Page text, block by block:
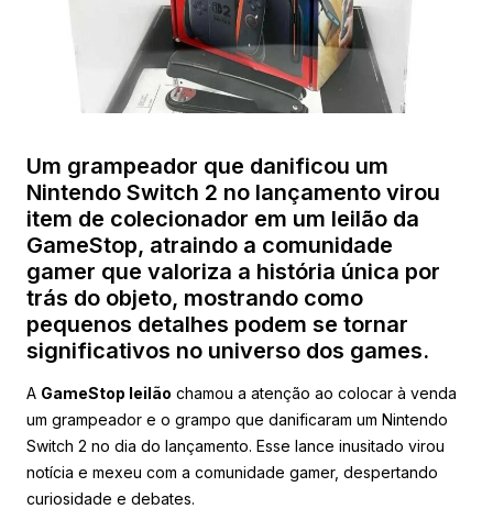
Um grampeador que danificou um
Nintendo Switch 2 no lançamento virou
item de colecionador em um leilão da
GameStop, atraindo a comunidade
gamer que valoriza a história única por
trás do objeto, mostrando como
pequenos detalhes podem se tornar
significativos no universo dos games.
A GameStop leilão chamou a atenção ao colocar à venda
um grampeador e o grampo que danificaram um Nintendo
Switch 2 no dia do lançamento. Esse lance inusitado virou
notícia e mexeu com a comunidade gamer, despertando
curiosidade e debates.